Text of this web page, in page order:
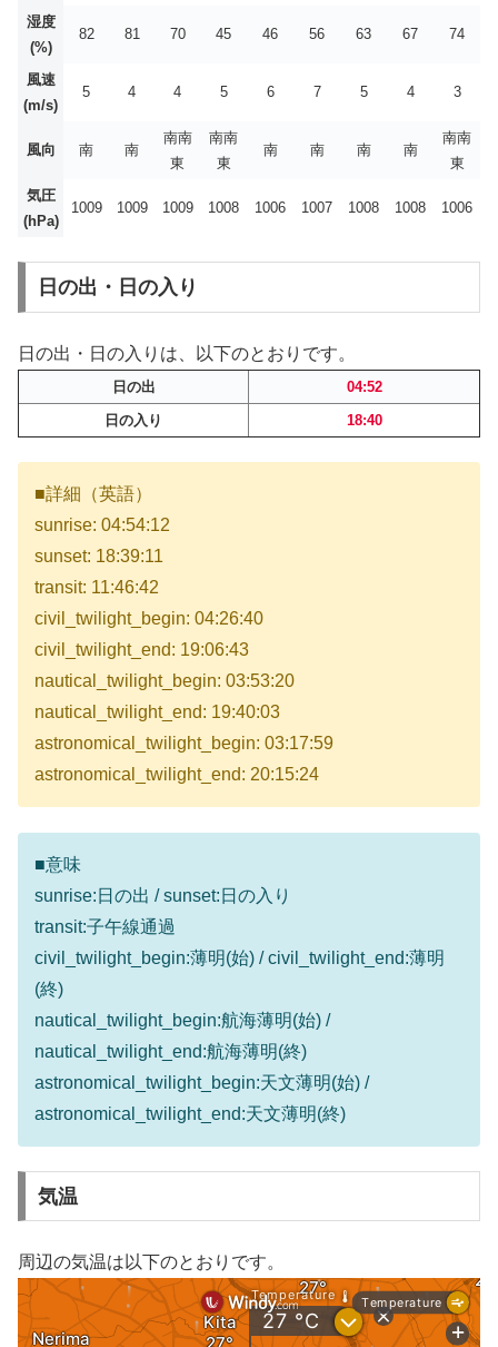
湿度
(%)
82 81 70 45 46 56 63 67 74
風速
(m/s)
5 4 4 5 6 7 5 4 3
風向 南 南
南南
東
南南
東
南 南 南 南
南南
東
気圧
(hPa)
1009 1009 1009 1008 1006 1007 1008 1008 1006
日の出・日の入り
日の出・日の入りは、以下のとおりです。
日の出
04:52
日の入り
18:40
■詳細（英語）
sunrise: 04:54:12
sunset: 18:39:11
transit: 11:46:42
civil_twilight_begin: 04:26:40
civil_twilight_end: 19:06:43
nautical_twilight_begin: 03:53:20
nautical_twilight_end: 19:40:03
astronomical_twilight_begin: 03:17:59
astronomical_twilight_end: 20:15:24
■意味
sunrise:日の出 / sunset:日の入り
transit:子午線通過
civil_twilight_begin:薄明(始) / civil_twilight_end:薄明
(終)
nautical_twilight_begin:航海薄明(始) /
nautical_twilight_end:航海薄明(終)
astronomical_twilight_begin:天文薄明(始) /
astronomical_twilight_end:天文薄明(終)
気温
周辺の気温は以下のとおりです。